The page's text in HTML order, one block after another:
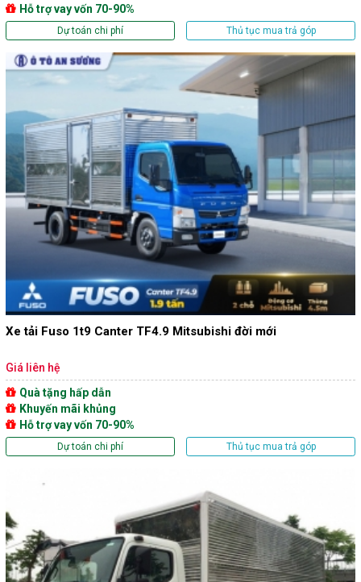
Hỗ trợ vay vốn 70-90%
Dự toán chi phí Thủ tục mua trả góp
Xe tải Fuso 1t9 Canter TF4.9 Mitsubishi đời mới
Giá liên hệ
Quà tặng hấp dẫn
Khuyến mãi khủng
Hỗ trợ vay vốn 70-90%
Dự toán chi phí Thủ tục mua trả góp